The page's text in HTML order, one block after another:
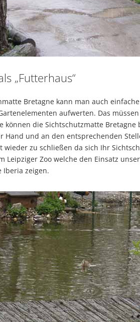
„Futterhaus“
Bretagne kann man auch
aufwerten. Das
können die Sichtschutzmatte
Hand und an den entsprechenden
wieder zu schließen da sich Ihr
Leipziger Zoo welche den Einsatz
Iberia zeigen.